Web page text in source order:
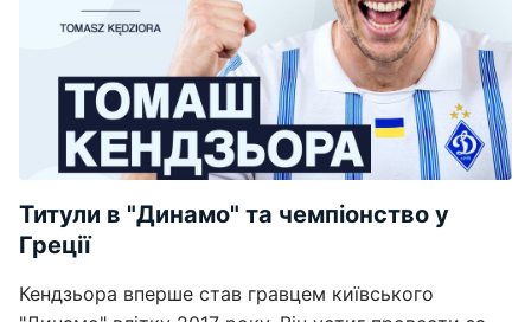
Титули в "Динамо" та чемпіонство у
Греції
Кендзьора вперше став гравцем київського